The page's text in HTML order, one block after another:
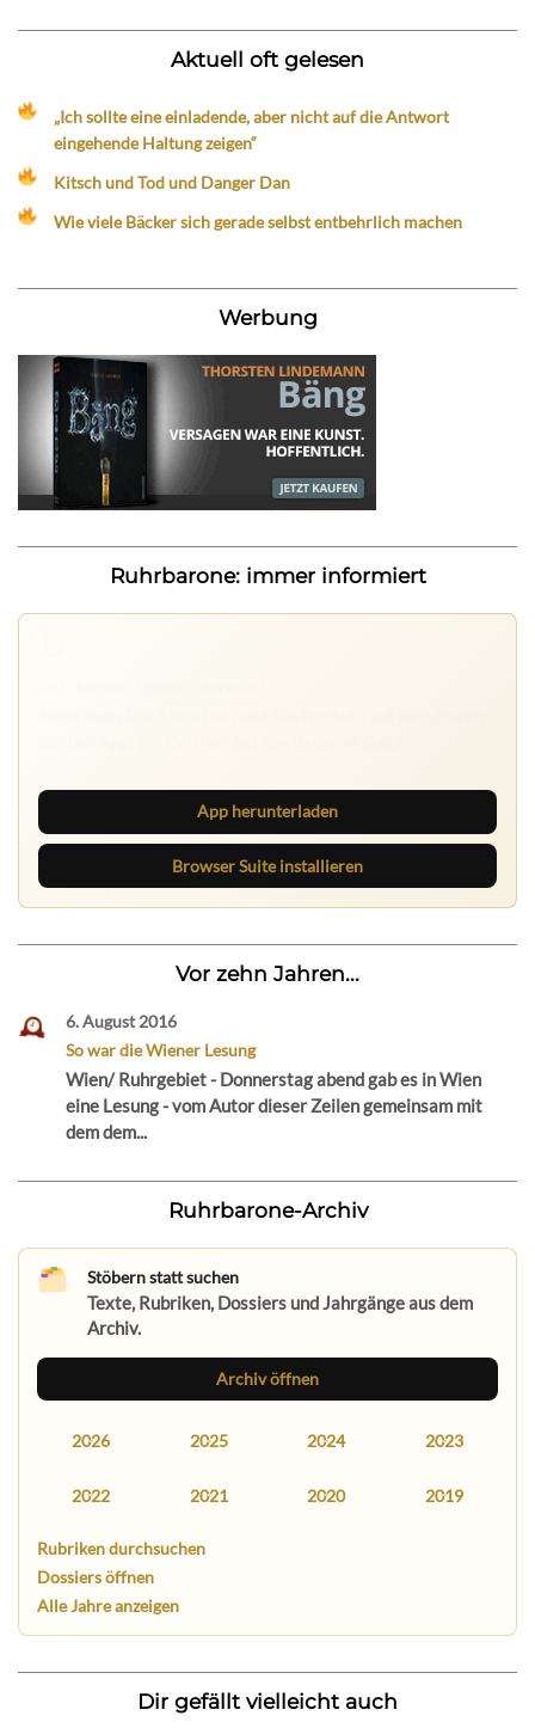
Aktuell oft gelesen
„Ich sollte eine einladende, aber nicht auf die Antwort
eingehende Haltung zeigen“
Kitsch und Tod und Danger Dan
Wie viele Bäcker sich gerade selbst entbehrlich machen
Werbung
Ruhrbarone: immer informiert
App herunterladen
Browser Suite installieren
Vor zehn Jahren...
6. August 2016
So war die Wiener Lesung
Wien/ Ruhrgebiet - Donnerstag abend gab es in Wien
eine Lesung - vom Autor dieser Zeilen gemeinsam mit
dem dem...
Ruhrbarone-Archiv
Stöbern statt suchen
Texte, Rubriken, Dossiers und Jahrgänge aus dem
Archiv.
Archiv öffnen
2026 2025 2024 2023
2022 2021 2020 2019
Rubriken durchsuchen
Dossiers öffnen
Alle Jahre anzeigen
Dir gefällt vielleicht auch